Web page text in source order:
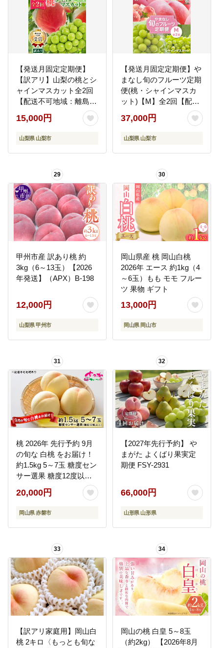
【発送月固定定期便】
【訳アリ】山梨の桃とシ
ャインマスカット全2回
【配送不可地域：離島・
沖縄県】
15,000円
山梨県 山梨市
【発送月固定定期便】や
まなし旬のフルーツ定期
便(桃・シャインマスカ
ット)【M】全2回【配送
不可地域：離島】
37,000円
山梨県 山梨市
29
甲州市産 訳あり桃 約
3kg（6～13玉）【2026
年発送】（APX）B-198
12,000円
山梨県 甲州市
30
岡山県産 桃 岡山白桃
2026年 エース 約1kg（4
～6玉）もも モモ フルー
ツ 果物 ギフト
13,000円
岡山県 岡山市
31
桃 2026年 先行予約 9月
の旬な 白桃 をお届け！
約1.5kg 5～7玉 糖度セン
サー選果 糖度12度以上
もも モモ 岡山県 赤磐市
産 国産 フルーツ 果物 ギ
フト あみかフルーツ 旬
20,000円
岡山県 赤磐市
32
【2027年先行予約】 や
まがた よくばり果実定
期便 FSY-2931
66,000円
山形県 山形県
33
【訳アリ家庭用】岡山白
桃 2キロ〈もっとも旬な
34
岡山の桃 白皇 5～8玉
（約2kg） 【2026年8月